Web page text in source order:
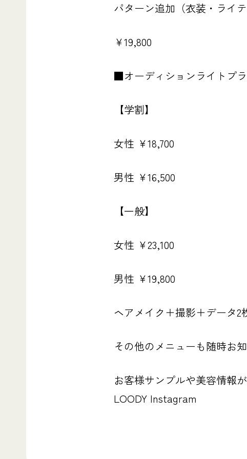
パターン追加（衣装・ライ
￥19,800
■オーディションライトプ
【学割】
女性 ￥18,700
男性 ￥16,500
【一般】
女性 ￥23,100
男性 ￥19,800
ヘアメイク＋撮影＋データ2
その他のメニューも随時お
お客様サンプルや美容情報
LOODY Instagram